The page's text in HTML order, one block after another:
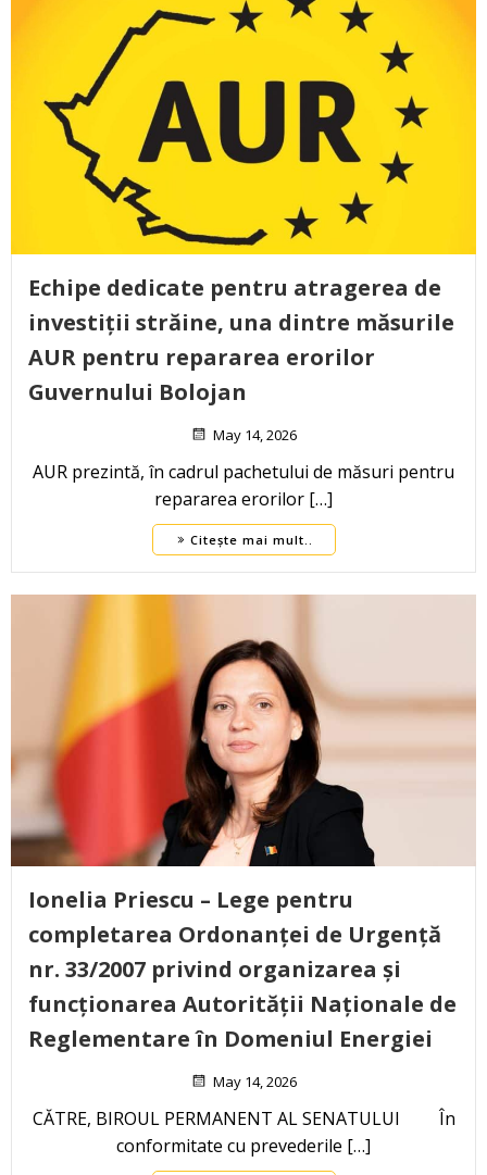
Echipe dedicate pentru atragerea de
investiții străine, una dintre măsurile
AUR pentru repararea erorilor
Guvernului Bolojan
May 14, 2026
AUR prezintă, în cadrul pachetului de măsuri pentru
repararea erorilor […]
Citește mai mult..
Ionelia Priescu – Lege pentru
completarea Ordonanței de Urgență
nr. 33/2007 privind organizarea și
funcționarea Autorității Naționale de
Reglementare în Domeniul Energiei
May 14, 2026
CĂTRE, BIROUL PERMANENT AL SENATULUI În
conformitate cu prevederile […]